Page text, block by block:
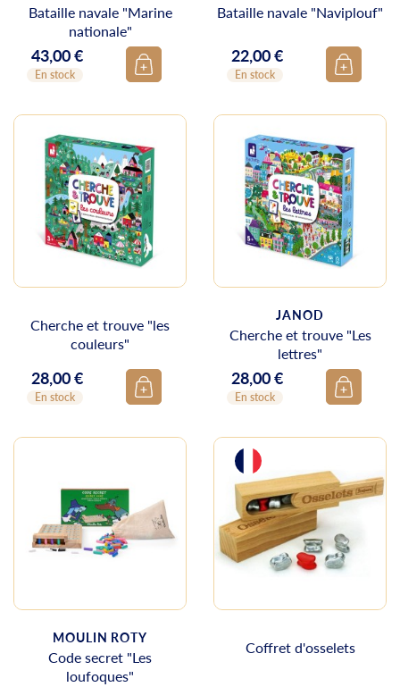
Bataille navale "Marine
nationale"
Prix
43,00 €
En stock
Bataille navale "Naviplouf"
Prix
22,00 €
En stock
Cherche et trouve "les
couleurs"
Prix
28,00 €
En stock
JANOD
Cherche et trouve "Les
lettres"
Prix
28,00 €
En stock
MOULIN ROTY
Code secret "Les
loufoques"
Coffret d'osselets